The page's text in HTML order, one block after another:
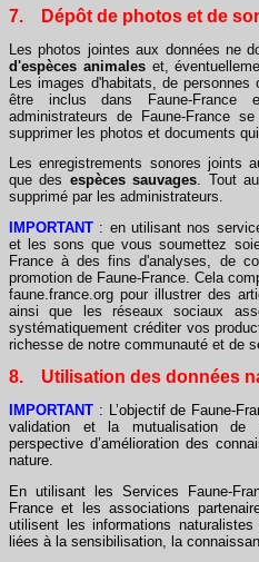
7. Dépôt de photos et de
Les photos jointes aux données ne
d'espèces animaleset,
Les images d'habitats, de
être inclus dans Faune-France
administrateurs de Faune-France
supprimer les photos et documents
Les enregistrements sonores joints
que des espèces sauvages. Tout
supprimé par les administrateurs.
IMPORTANT : en utilisant nos
et les sons que vous soumettez
France à des fins d'analyses, de
promotion de Faune-France. Cela
faune.france.org pour illustrer des
ainsi que les réseaux sociaux
systématiquement créditer vos
richesse de notre communauté et de
8. Utilisation des données
IMPORTANT : L’objectif de Faune-
validation et la mutualisation de
perspective d’amélioration des
nature.
En utilisant les Services Faune-
France et les associations
utilisent les informations
liées à la sensibilisation, la